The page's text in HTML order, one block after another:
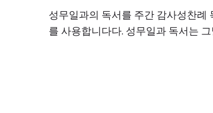
성무일과의 독서를 주간 감사성찬례
를 사용합니다다. 성무일과 독서는